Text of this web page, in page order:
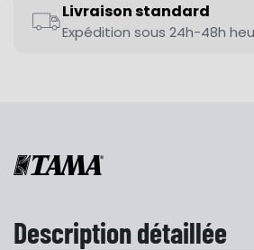
Livraison standard
Expédition sous 24h-48h
Description détaillée